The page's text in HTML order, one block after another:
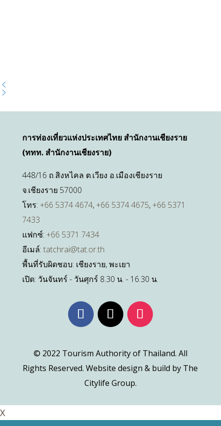
การท่องเที่ยวแห่งประเทศไทย สำนักงานเชียงราย
(ททท. สำนักงานเชียงราย)
448/16 ถ.สิงหไคล ต.เวียง อ.เมืองเชียงราย
จ.เชียงราย 57000
โทร: +66 5374 4674,+66 5374 4675,+66 5371
7433
แฟกซ์: +66 5371 7434
อีเมล์: tatchrai@tat.or.th
พื้นที่รับผิดชอบ: เชียงราย, พะเยา
เปิด: วันจันทร์ - วันศุกร์ 8.30 น. - 16.30 น.
© 2022 Tourism Authority of Thailand. All
Rights Reserved. Website design & build by The
Citylife Group.
X